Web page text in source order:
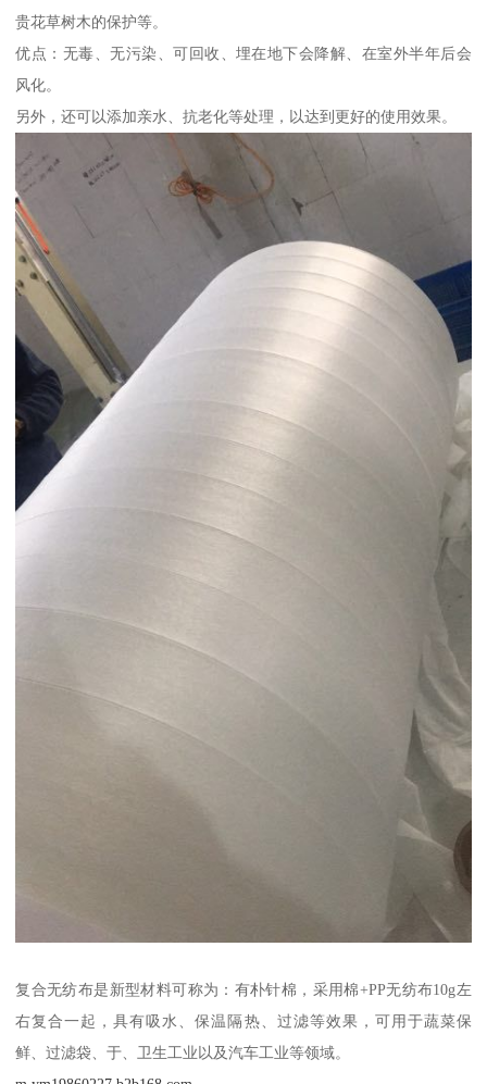
贵花草树木的保护等。
优点：无毒、无污染、可回收、埋在地下会降解、在室外半年后会
风化。
另外，还可以添加亲水、抗老化等处理，以达到更好的使用效果。
复合无纺布是新型材料可称为：有朴针棉，采用棉+PP无纺布10g左
右复合一起，具有吸水、保温隔热、过滤等效果，可用于蔬菜保
鲜、过滤袋、于、卫生工业以及汽车工业等领域。